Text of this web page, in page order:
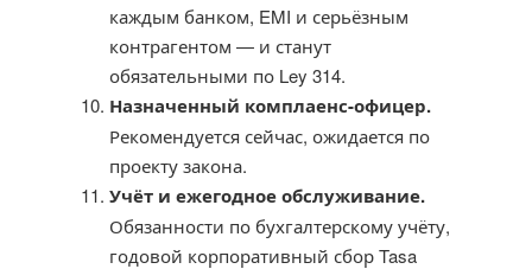
каждым банком, EMI и серьёзным
контрагентом — и станут
обязательными по Ley 314.
Назначенный комплаенс-офицер.
Рекомендуется сейчас, ожидается по
проекту закона.
Учёт и ежегодное обслуживание.
Обязанности по бухгалтерскому учёту,
годовой корпоративный сбор Tasa